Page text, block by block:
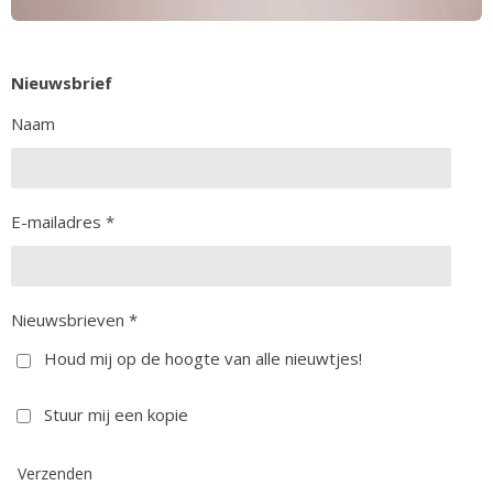
Nieuwsbrief
Naam
E-mailadres *
Nieuwsbrieven *
Houd mij op de hoogte van alle nieuwtjes!
Stuur mij een kopie
Verzenden